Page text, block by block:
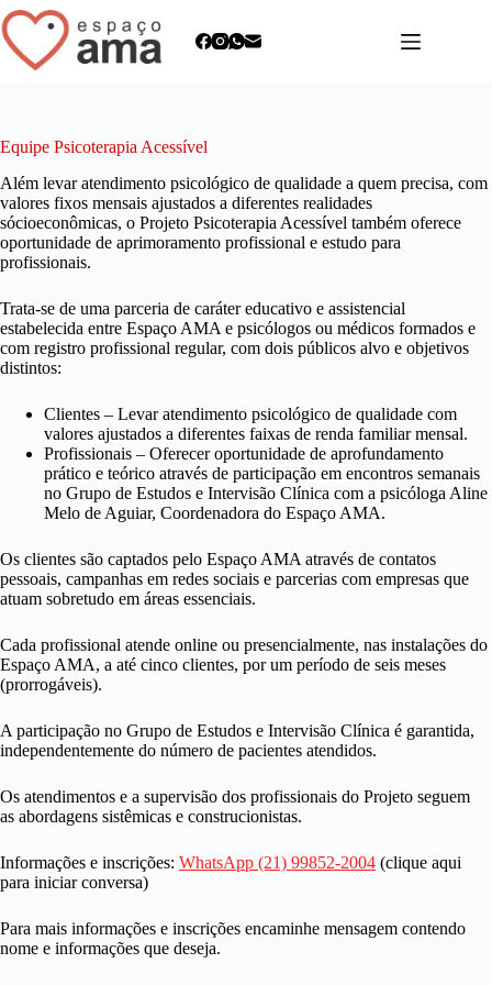
Pular
para
o
conteúdo
Equipe Psicoterapia Acessível
Além levar atendimento psicológico de qualidade a quem precisa, com
valores fixos mensais ajustados a diferentes realidades
sócioeconômicas, o Projeto Psicoterapia Acessível também oferece
oportunidade de aprimoramento profissional e estudo para
profissionais.
Trata-se de uma parceria de caráter educativo e assistencial
estabelecida entre Espaço AMA e psicólogos ou médicos formados e
com registro profissional regular, com dois públicos alvo e objetivos
distintos:
Clientes – Levar atendimento psicológico de qualidade com
valores ajustados a diferentes faixas de renda familiar mensal.
Profissionais – Oferecer oportunidade de aprofundamento
prático e teórico através de participação em encontros semanais
no Grupo de Estudos e Intervisão Clínica com a psicóloga Aline
Melo de Aguiar, Coordenadora do Espaço AMA.
Os clientes são captados pelo Espaço AMA através de contatos
pessoais, campanhas em redes sociais e parcerias com empresas que
atuam sobretudo em áreas essenciais.
Cada profissional atende online ou presencialmente, nas instalações do
Espaço AMA, a até cinco clientes, por um período de seis meses
(prorrogáveis).
A participação no Grupo de Estudos e Intervisão Clínica é garantida,
independentemente do número de pacientes atendidos.
Os atendimentos e a supervisão dos profissionais do Projeto seguem
as abordagens sistêmicas e construcionistas.
Informações e inscrições: WhatsApp (21) 99852-2004 (clique aqui
para iniciar conversa)
Para mais informações e inscrições encaminhe mensagem contendo
nome e informações que deseja.